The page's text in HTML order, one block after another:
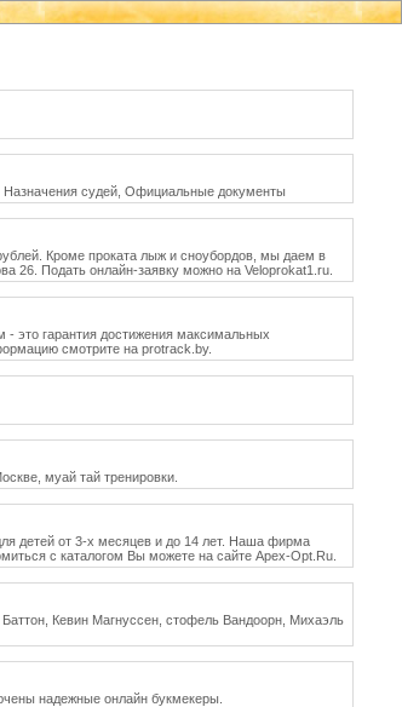
Назначения судей, Официальные документы
Кроме проката лыж и сноубордов, мы даем в
26. Подать онлайн-заявку можно на Veloprokat1.ru.
это гарантия достижения максимальных
смотрите на protrack.by.
муай тай тренировки.
детей от 3-х месяцев и до 14 лет. Наша фирма
с каталогом Вы можете на сайте Apex-Opt.Ru.
Кевин Магнуссен, стофель Вандоорн, Михаэль
надежные онлайн букмекеры.